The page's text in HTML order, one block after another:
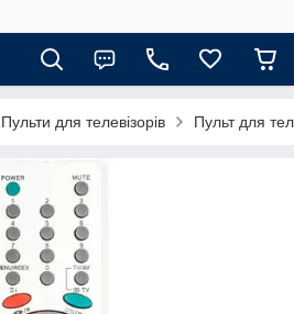
Пульти для телевізорів Пульт для